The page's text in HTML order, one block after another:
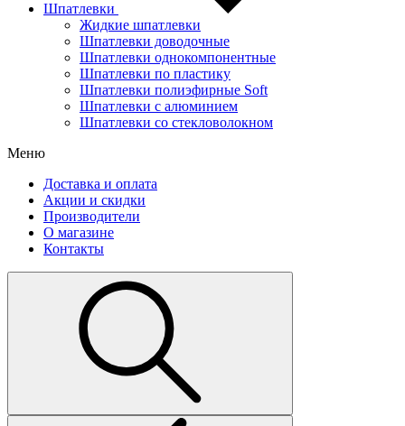
Шпатлевки
Жидкие шпатлевки
Шпатлевки доводочные
Шпатлевки однокомпонентные
Шпатлевки по пластику
Шпатлевки полиэфирные Soft
Шпатлевки с алюминием
Шпатлевки со стекловолокном
Меню
Доставка и оплата
Акции и скидки
Производители
О магазине
Контакты